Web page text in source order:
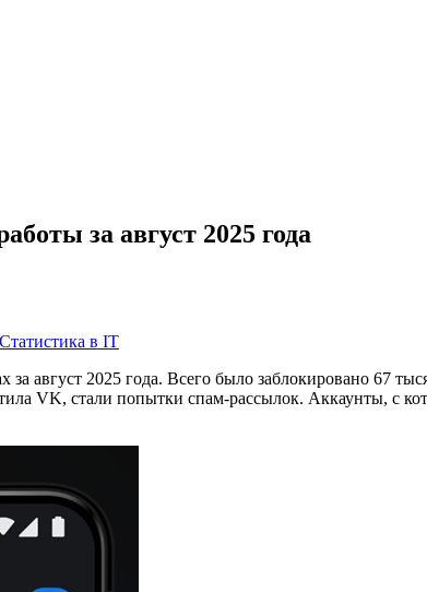
за август 2025 года
Статистика в IT
за август 2025 года. Всего было заблокировано 67
VK, стали попытки спам‑рассылок. Аккаунты, с